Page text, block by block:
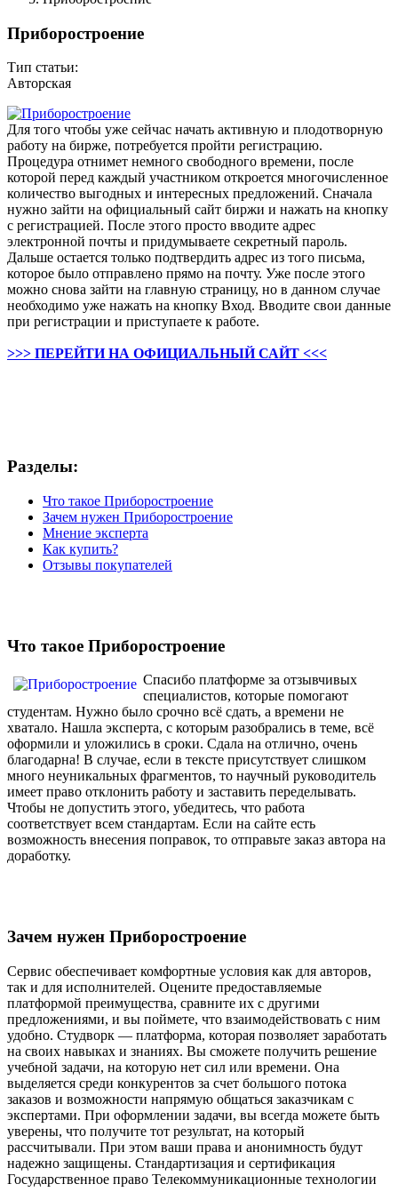
Приборостроение
Тип статьи:
Авторская
Для того чтобы уже сейчас начать активную и плодотворную
работу на бирже, потребуется пройти регистрацию.
Процедура отнимет немного свободного времени, после
которой перед каждый участником откроется многочисленное
количество выгодных и интересных предложений. Сначала
нужно зайти на официальный сайт биржи и нажать на кнопку
с регистрацией. После этого просто вводите адрес
электронной почты и придумываете секретный пароль.
Дальше остается только подтвердить адрес из того письма,
которое было отправлено прямо на почту. Уже после этого
можно снова зайти на главную страницу, но в данном случае
необходимо уже нажать на кнопку Вход. Вводите свои данные
при регистрации и приступаете к работе.
>>> ПЕРЕЙТИ НА ОФИЦИАЛЬНЫЙ САЙТ <<<
Разделы:
Что такое Приборостроение
Зачем нужен Приборостроение
Мнение эксперта
Как купить?
Отзывы покупателей
Что такое Приборостроение
Спасибо платформе за отзывчивых
специалистов, которые помогают
студентам. Нужно было срочно всё сдать, а времени не
хватало. Нашла эксперта, с которым разобрались в теме, всё
оформили и уложились в сроки. Сдала на отлично, очень
благодарна! В случае, если в тексте присутствует слишком
много неуникальных фрагментов, то научный руководитель
имеет право отклонить работу и заставить переделывать.
Чтобы не допустить этого, убедитесь, что работа
соответствует всем стандартам. Если на сайте есть
возможность внесения поправок, то отправьте заказ автора на
доработку.
Зачем нужен Приборостроение
Сервис обеспечивает комфортные условия как для авторов,
так и для исполнителей. Оцените предоставляемые
платформой преимущества, сравните их с другими
предложениями, и вы поймете, что взаимодействовать с ним
удобно. Студворк — платформа, которая позволяет заработать
на своих навыках и знаниях. Вы сможете получить решение
учебной задачи, на которую нет сил или времени. Она
выделяется среди конкурентов за счет большого потока
заказов и возможности напрямую общаться заказчикам с
экспертами. При оформлении задачи, вы всегда можете быть
уверены, что получите тот результат, на который
рассчитывали. При этом ваши права и анонимность будут
надежно защищены. Стандартизация и сертификация
Государственное право Телекоммуникационные технологии